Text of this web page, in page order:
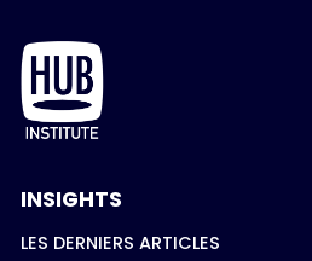
INSIGHTS
LES DERNIERS ARTICLES